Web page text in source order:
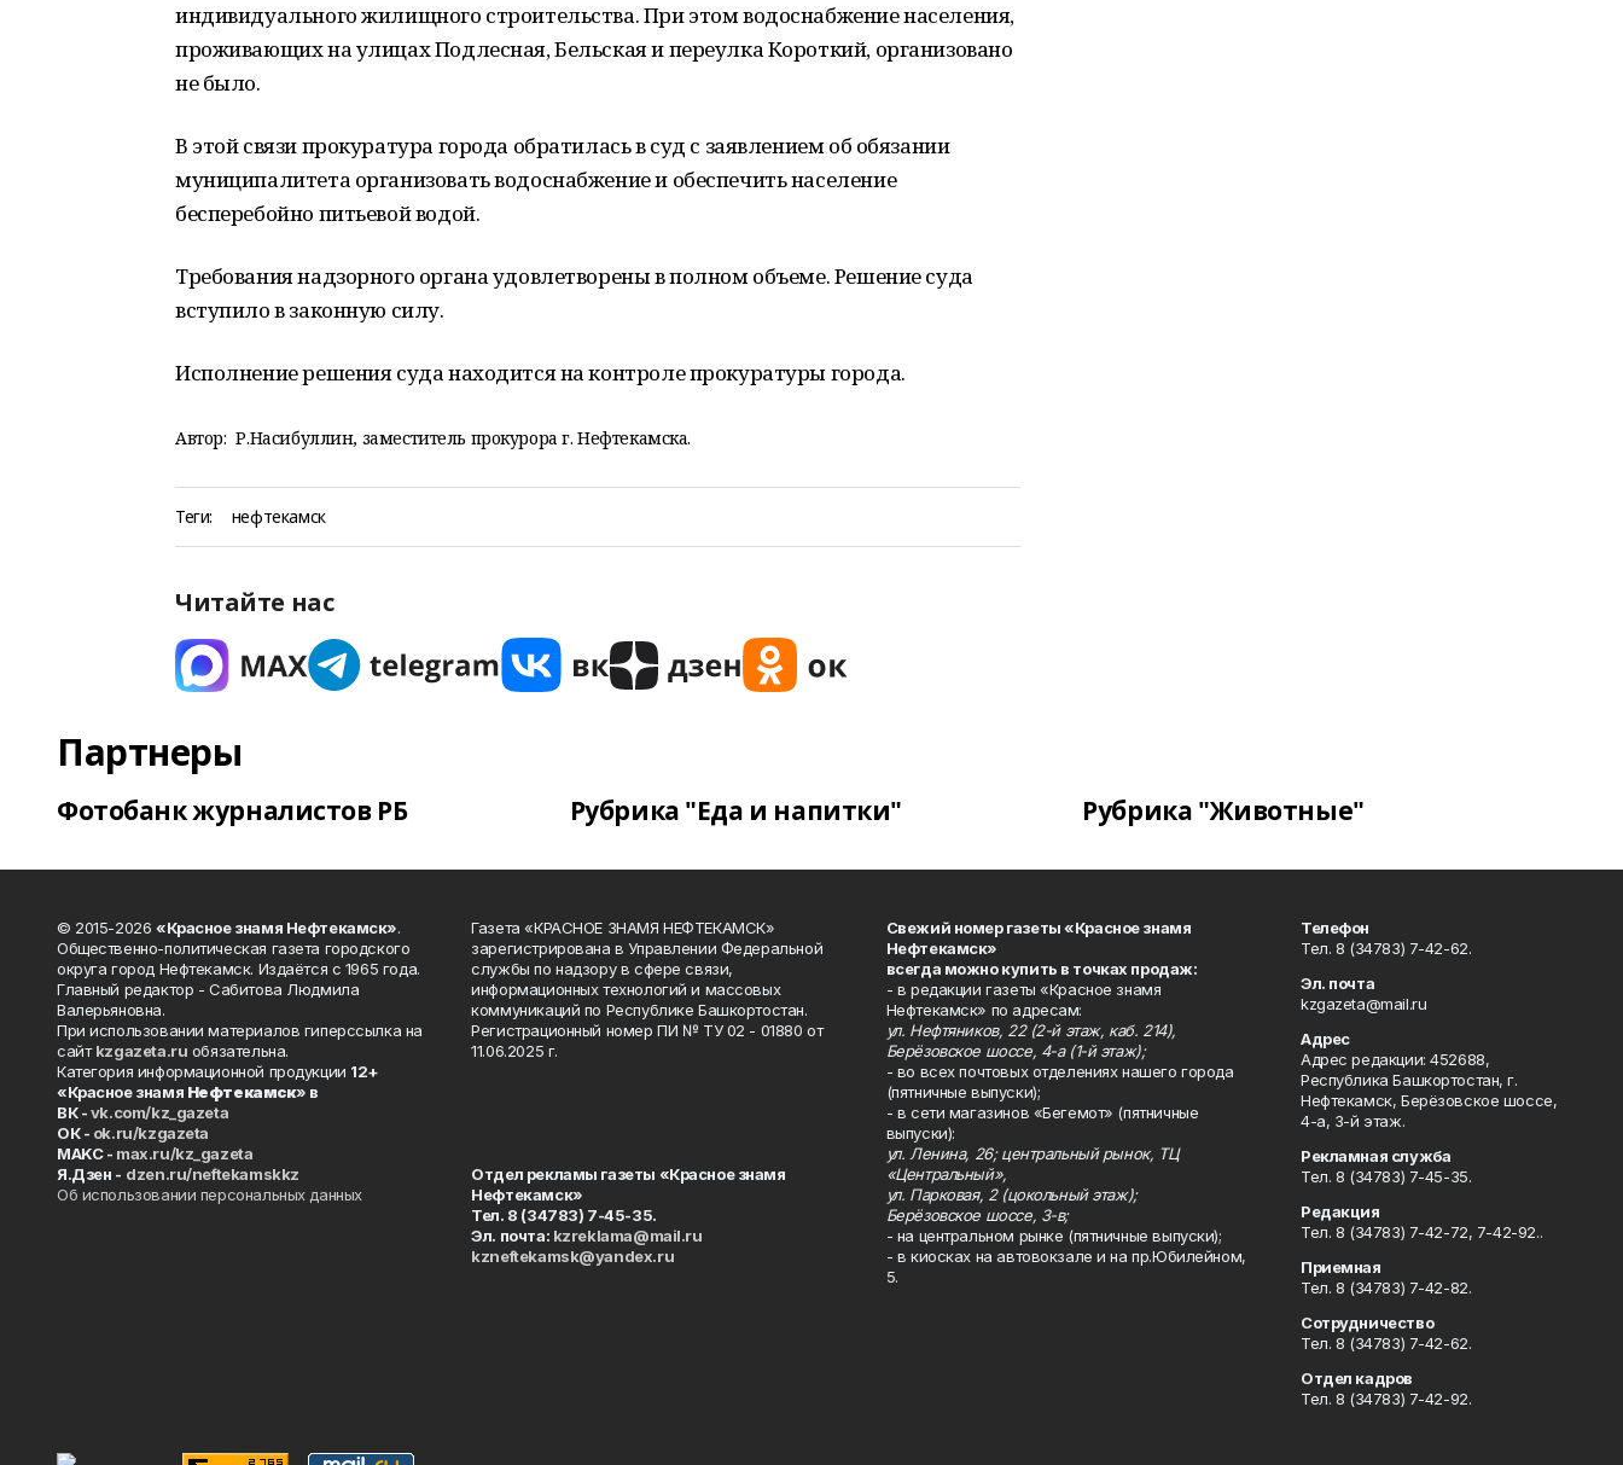
индивидуального жилищного строительства. При этом водоснабжение населения,
проживающих на улицах Подлесная, Бельская и переулка Короткий, организовано
не было.
В этой связи прокуратура города обратилась в суд с заявлением об обязании
муниципалитета организовать водоснабжение и обеспечить население
бесперебойно питьевой водой.
Требования надзорного органа удовлетворены в полном объеме. Решение суда
вступило в законную силу.
Исполнение решения суда находится на контроле прокуратуры города.
Автор: Р.Насибуллин, заместитель прокурора г. Нефтекамска.
Теги: нефтекамск
Читайте нас
Партнеры
Фотобанк журналистов РБ Рубрика "Еда и напитки" Рубрика "Животные"
© 2015-2026 «Красное знамя Нефтекамск».
Общественно-политическая газета городского
округа город Нефтекамск. Издаётся с 1965 года.
Главный редактор - Сабитова Людмила
Валерьяновна.
При использовании материалов гиперссылка на
сайтkzgazeta.ru обязательна.
Категория информационной продукции 12+
«Красное знамя Нефтекамск» в
ВК -vk.com/kz_gazeta
ОК - ok.ru/kzgazeta
MAKC - max.ru/kz_gazeta
Я.Дзен - dzen.ru/neftekamskkz
Об использовании персональных данных
Газета «КРАСНОЕ ЗНАМЯ НЕФТЕКАМСК»
зарегистрирована в Управлении Федеральной
службы по надзору в сфере связи,
информационных технологий и массовых
коммуникаций по Республике Башкортостан.
Регистрационный номер ПИ № ТУ 02 - 01880 от
11.06.2025 г.
Отдел рекламы газеты «Красное знамя
Нефтекамск»
Тел. 8 (34783) 7-45-35.
Эл. почта: kzreklama@mail.ru
kzneftekamsk@yandex.ru
Свежий номер газеты «Красное знамя
Нефтекамск»
всегда можно купить в точках продаж:
- в редакции газеты «Красное знамя
Нефтекамск» по адресам:
ул. Нефтяников, 22 (2-й этаж, каб. 214),
Берёзовское шоссе, 4-а (1-й этаж);
- во всех почтовых отделениях нашего города
(пятничные выпуски);
- в сети магазинов «Бегемот» (пятничные
выпуски):
ул. Ленина, 26; центральный рынок, ТЦ
«Центральный»,
ул. Парковая, 2 (цокольный этаж);
Берёзовское шоссе, 3-в;
- на центральном рынке (пятничные выпуски);
- в киосках на автовокзале и на пр.Юбилейном,
5.
Телефон
Тел. 8 (34783) 7-42-62.
Эл. почта
kzgazeta@mail.ru
Адрес
Адрес редакции: 452688,
Республика Башкортостан, г.
Нефтекамск, Берёзовское шоссе,
4-а, 3-й этаж.
Рекламная служба
Тел. 8 (34783) 7-45-35.
Редакция
Тел. 8 (34783) 7-42-72, 7-42-92..
Приемная
Тел. 8 (34783) 7-42-82.
Сотрудничество
Тел. 8 (34783) 7-42-62.
Отдел кадров
Тел. 8 (34783) 7-42-92.